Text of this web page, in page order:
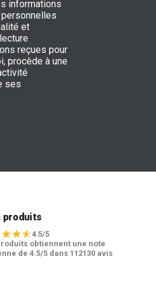
informations
et
reçues pour
procède à une
ses
produits
4.5/5
obtiennent une note
de 4.5/5 dans 112130 avis